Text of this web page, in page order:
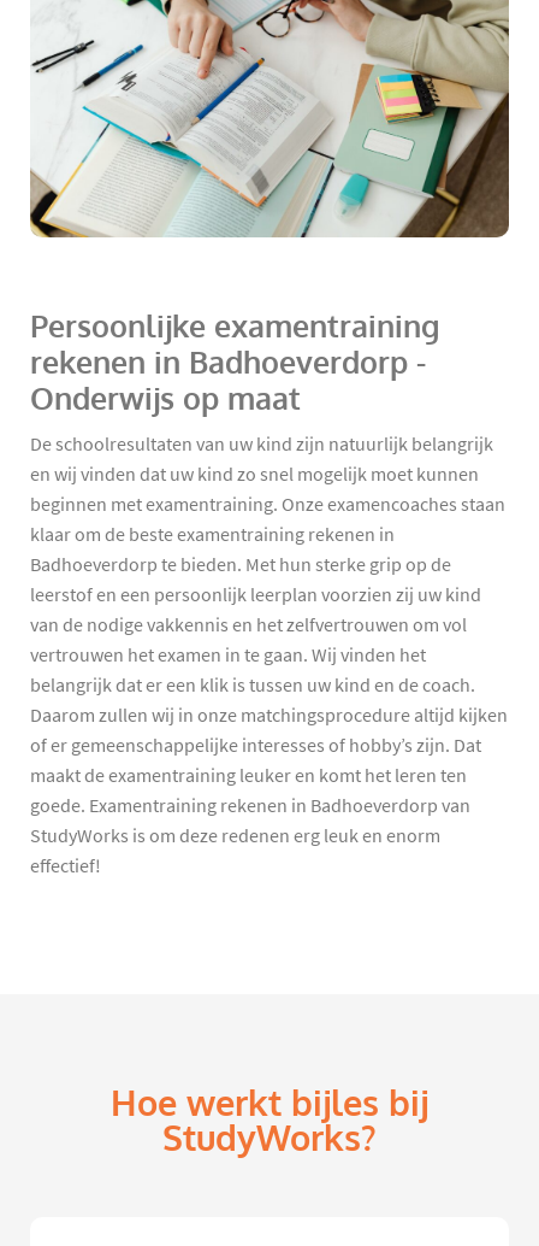
Persoonlijke examentraining
rekenen in Badhoeverdorp -
Onderwijs op maat
De schoolresultaten van uw kind zijn natuurlijk belangrijk
en wij vinden dat uw kind zo snel mogelijk moet kunnen
beginnen met examentraining. Onze examencoaches staan
klaar om de beste examentraining rekenen in
Badhoeverdorp te bieden. Met hun sterke grip op de
leerstof en een persoonlijk leerplan voorzien zij uw kind
van de nodige vakkennis en het zelfvertrouwen om vol
vertrouwen het examen in te gaan. Wij vinden het
belangrijk dat er een klik is tussen uw kind en de coach.
Daarom zullen wij in onze matchingsprocedure altijd kijken
of er gemeenschappelijke interesses of hobby’s zijn. Dat
maakt de examentraining leuker en komt het leren ten
goede. Examentraining rekenen in Badhoeverdorp van
StudyWorks is om deze redenen erg leuk en enorm
effectief!
Hoe werkt bijles bij
StudyWorks?